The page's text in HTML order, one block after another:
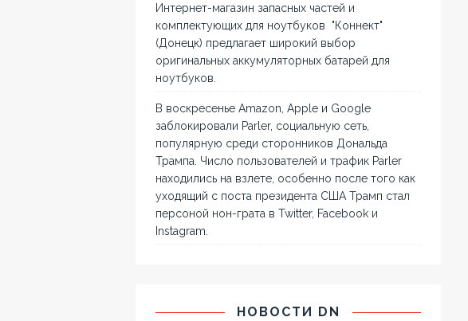
Интернет-магазин запасных частей и
комплектующих для ноутбуков "Коннект"
(Донецк) предлагает широкий выбор
оригинальных аккумуляторных батарей для
ноутбуков.
В воскресенье Amazon, Apple и Google
заблокировали Parler, социальную сеть,
популярную среди сторонников Дональда
Трампа. Число пользователей и трафик Parler
находились на взлете, особенно после того как
уходящий с поста президента США Трамп стал
персоной нон-грата в Twitter, Facebook и
Instagram.
НОВОСТИ DN